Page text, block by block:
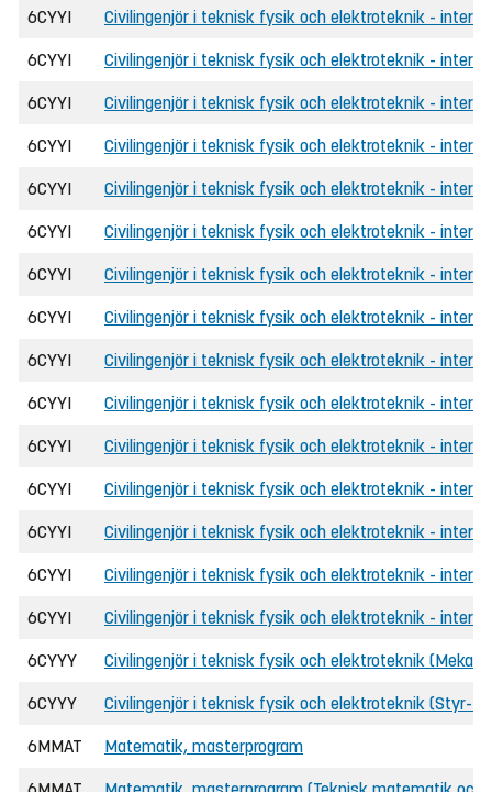
6CYYI Civilingenjör i teknisk fysik och elektroteknik -
6CYYI Civilingenjör i teknisk fysik och elektroteknik -
6CYYI Civilingenjör i teknisk fysik och elektroteknik -
6CYYI Civilingenjör i teknisk fysik och elektroteknik -
6CYYI Civilingenjör i teknisk fysik och elektroteknik -
6CYYI Civilingenjör i teknisk fysik och elektroteknik -
6CYYI Civilingenjör i teknisk fysik och elektroteknik -
6CYYI Civilingenjör i teknisk fysik och elektroteknik -
6CYYI Civilingenjör i teknisk fysik och elektroteknik -
6CYYI Civilingenjör i teknisk fysik och elektroteknik -
6CYYI Civilingenjör i teknisk fysik och elektroteknik -
6CYYI Civilingenjör i teknisk fysik och elektroteknik -
6CYYI Civilingenjör i teknisk fysik och elektroteknik -
6CYYI Civilingenjör i teknisk fysik och elektroteknik -
6CYYI Civilingenjör i teknisk fysik och elektroteknik -
6CYYY Civilingenjör i teknisk fysik och elektroteknik
6CYYY Civilingenjör i teknisk fysik och elektroteknik (Styr-
6MMAT Matematik, masterprogram